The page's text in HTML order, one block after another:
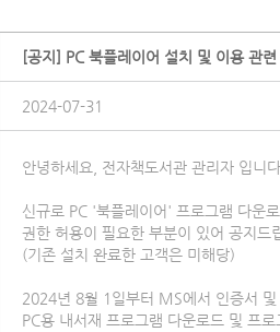
[공지] PC 북플레이어 설치 및 이용 관
2024-07-31
안녕하세요, 전자책도서관 관리자 입니
신규로 PC '북플레이어' 프로그램 다운
권한 허용이 필요한 부분이 있어 공지드
(기존 설치 완료한 고객은 미해당)
2024년 8월 1일부터 MS에서 인증서
PC용 내서재 프로그램 다운로드 및 프